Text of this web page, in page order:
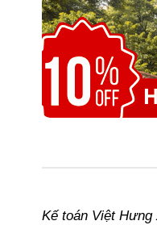
Kế toán Việt